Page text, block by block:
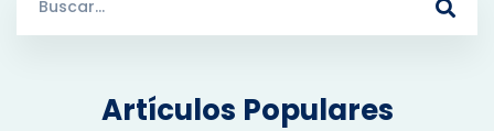
Artículos Populares